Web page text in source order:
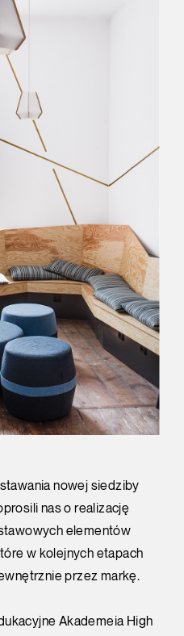
nowej siedziby
nas o realizację
elementów
w kolejnych etapach
przez markę.
Akademeia High